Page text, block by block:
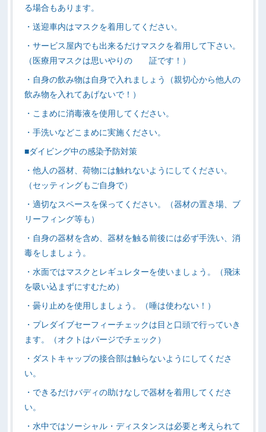
る場合もあります。
・送迎車内はマスクを着用してください。
・サービス屋内でも出来るだけマスクを着用して下さい。
（医療用マスクは思いやりの 証です！）
・自身の飲み物は自身で入れましょう（親切心から他人の
飲み物を入れてあげないで！）
・こまめに消毒液を使用してください。
・手洗いなどこまめに実施ください。
■ダイビング中の感染予防対策
・他人の器材、荷物には触れないようにしてください。
（セッティングもご自身で）
・適切なスペースを保ってください。（器材の置き場、ブ
リーフィング等も）
・自身の器材を含め、器材を触る前後には必ず手洗い、消
毒をしましょう。
・水面ではマスクとレギュレターを使いましょう。（飛沫
を吸い込まずにすむため）
・曇り止めを使用しましょう。（唾は使わない！）
・プレダイブセーフィーチェックは目と口頭で行っていき
ます。（オクトはパージでチェック）
・ダストキャップの接合部は触らないようにしてくださ
い。
・できるだけバディの助けなしで器材を着用してくださ
い。
・水中ではソーシャル・ディスタンスは必要と考えられて